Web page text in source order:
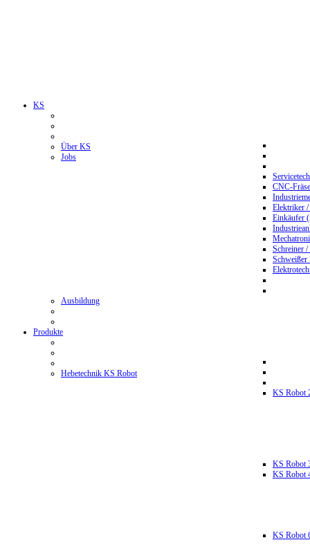
KS
Über KS
Jobs
CNC-
Elektriker
Einkäufer
Schreiner
Ausbildung
Produkte
Hebetechnik KS Robot
KS Robot
KS Robot
KS Robot
KS Robot